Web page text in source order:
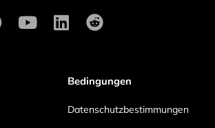
Bedingungen
Datenschutzbestimmungen